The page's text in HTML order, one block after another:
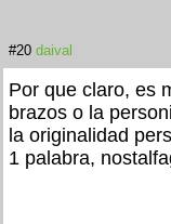
#20 daival
Por que claro, es
brazos o la
la originalidad
1 palabra,